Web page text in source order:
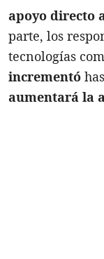
apoyo directo
parte, los
tecnologías
incrementó
aumentará la